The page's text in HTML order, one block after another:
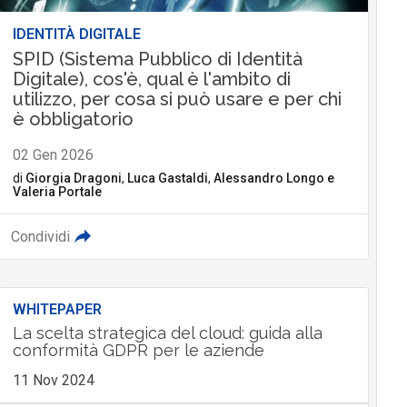
IDENTITÀ DIGITALE
SPID (Sistema Pubblico di Identità
Digitale), cos'è, qual è l'ambito di
utilizzo, per cosa si può usare e per chi
è obbligatorio
02 Gen 2026
di Giorgia Dragoni, Luca Gastaldi, Alessandro Longo e
Valeria Portale
Condividi
WHITEPAPER
La scelta strategica del cloud: guida alla
conformità GDPR per le aziende
11 Nov 2024